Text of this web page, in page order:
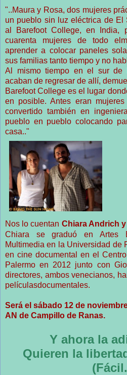
"..Maura y Rosa, dos mujeres
un pueblo sin luz eléctrica de El
al Barefoot College, en India,
cuarenta mujeres de todo
aprender a colocar paneles
sus familias tanto tiempo y no
Al mismo tiempo en el sur de
acaban de regresar de allí,
Barefoot College es el lugar
en posible. Antes eran
convertido también en
pueblo en pueblo colocando
casa.."
Nos lo cuentan Chiara Andrich
Chiara se graduó en Artes
Multimedia en la Universidad de
en cine documental en el
Palermo en 2012 junto con
directores, ambos venecianos,
películasdocumentales.
Será el sábado 12 de
AN de Campillo de Ranas.
Y ahora la
Quieren la